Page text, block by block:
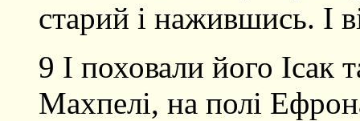
старий і нажившись. І
9 І поховали його Ісак
Махпелі, на полі